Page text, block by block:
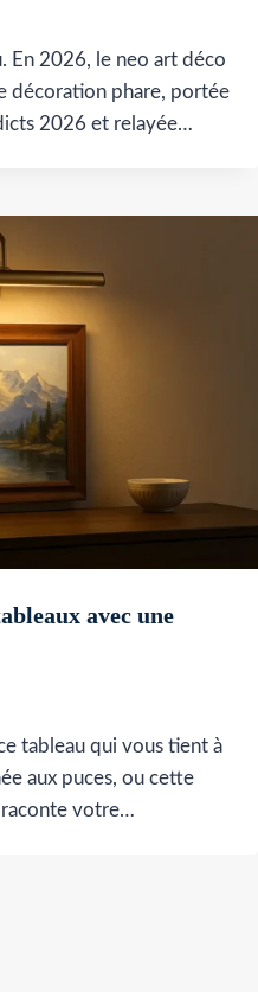
En 2026, le neo art déco
décoration phare, portée
2026 et relayée…
avec une
tableau qui vous tient à
aux puces, ou cette
votre…